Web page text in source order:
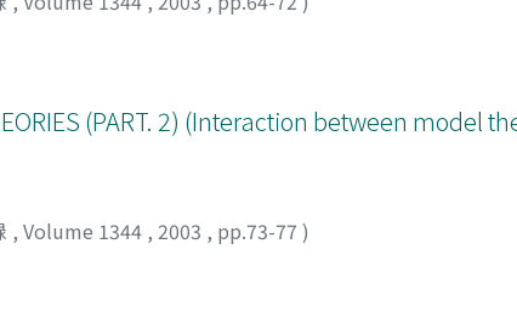
(PART. 2) (Interaction between model
, Volume 1344 , 2003 , pp.73-77 )